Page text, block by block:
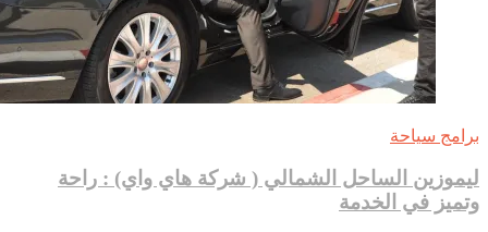
سياحة
الساحل الشمالي ( شركة هاي واي) : راحة
في الخدمة